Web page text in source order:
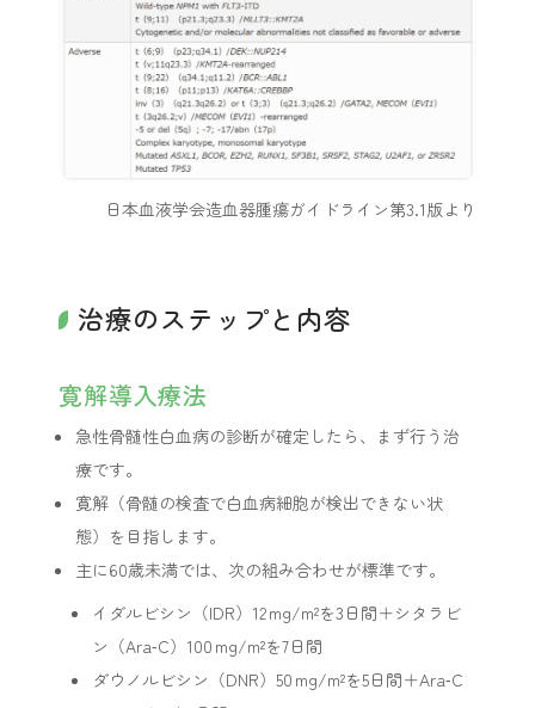
日本血液学会造血器腫瘍ガイドライン第3.1版より
治療のステップと内容
寛解導入療法
急性骨髄性白血病の診断が確定したら、まず行う治
療です。
寛解（骨髄の検査で白血病細胞が検出できない状
態）を目指します。
主に60歳未満では、次の組み合わせが標準です。
イダルビシン（IDR）12 mg/m²を3日間＋シタラビ
ン（Ara‑C）100 mg/m²を7日間
ダウノルビシン（DNR）50 mg/m²を5日間＋Ara‑C